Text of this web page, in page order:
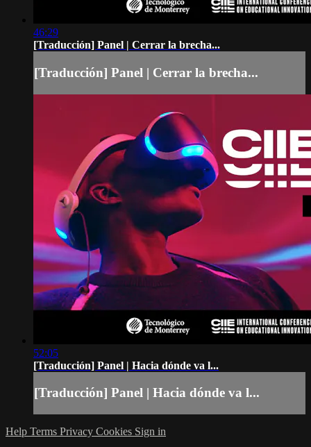
46:29
[Traducción] Panel | Cerrar la brecha...
[Traducción] Panel | Cerrar la brecha...
52:05
[Traducción] Panel | Hacia dónde va l...
[Traducción] Panel | Hacia dónde va l...
Help Terms Privacy Cookies Sign in